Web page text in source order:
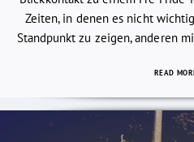
Zeiten, in denen es nicht
Standpunkt zu zeigen, anderen
READ